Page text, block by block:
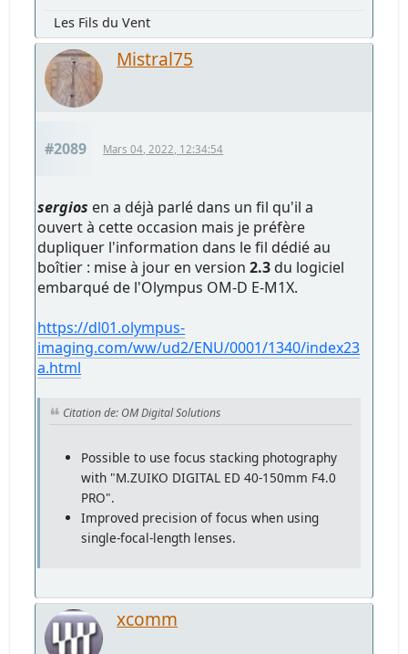
Les Fils du Vent
Mistral75
#2089 Mars 04, 2022, 12:34:54
sergios en a déjà parlé dans un fil qu'il a
ouvert à cette occasion mais je préfère
dupliquer l'information dans le fil dédié au
boîtier : mise à jour en version2.3 du logiciel
embarqué de l'Olympus OM-D E-M1X.
https://dl01.olympus-
imaging.com/ww/ud2/ENU/0001/1340/index23
a.html
Citation de: OM Digital Solutions
Possible to use focus stacking photography
with "M.ZUIKO DIGITAL ED 40-150mm F4.0
PRO".
Improved precision of focus when using
single-focal-length lenses.
xcomm